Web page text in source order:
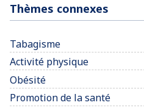
Thèmes connexes
Tabagisme
Activité physique
Obésité
Promotion de la santé